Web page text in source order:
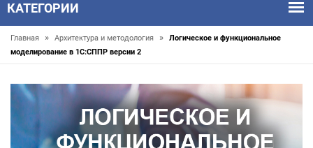
КАТЕГОРИИ
Главная » Архитектура и методология »
Логическое и функциональное
моделирование в 1С:СППР версии 2